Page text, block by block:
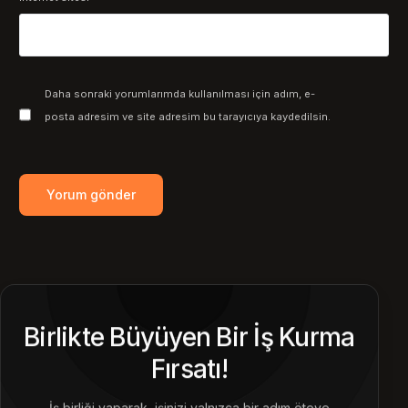
Daha sonraki yorumlarımda kullanılması için adım, e-
posta adresim ve site adresim bu tarayıcıya kaydedilsin.
Birlikte Büyüyen Bir İş Kurma
Fırsatı!